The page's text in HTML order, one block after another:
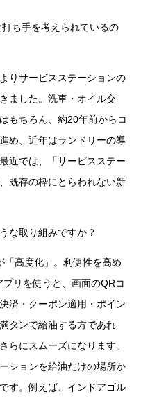
ち手を考えられているの
りサービスステーションの
ました。洗車・オイル交
もちろん、約20年前からコ
め、近年はランドリーの導
近では、「サービスステー
既存の枠にとらわれない新
な取り組みですか？
「高度化」。利便性を高め
リを使うと、画面のQRコ
済・クーポン適用・ポイン
タンで給油する方であれ
らにスムーズになります。
ションを給油だけの場所か
す。例えば、インドアゴル